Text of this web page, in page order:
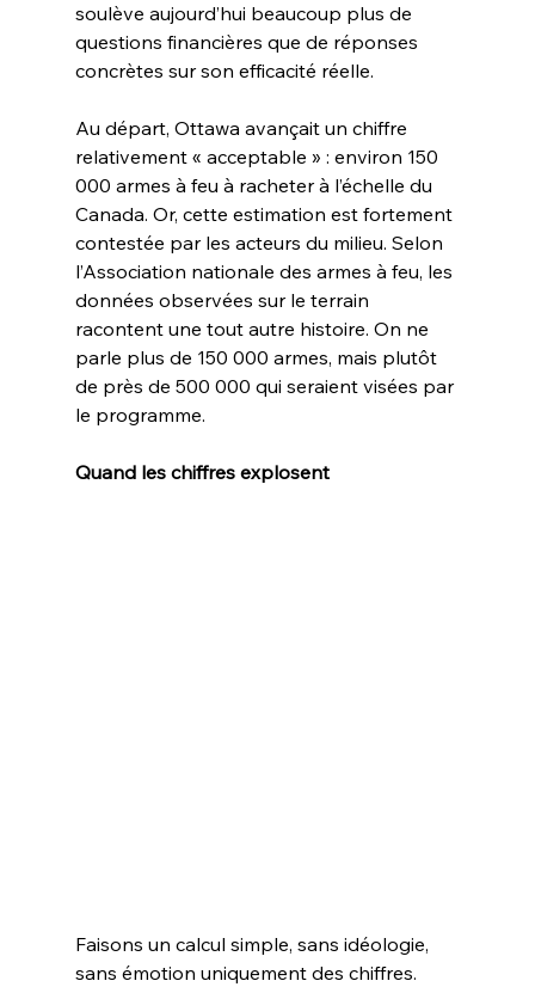
soulève aujourd’hui beaucoup plus de
questions financières que de réponses
concrètes sur son efficacité réelle.
Au départ, Ottawa avançait un chiffre
relativement « acceptable » : environ 150
000 armes à feu à racheter à l’échelle du
Canada. Or, cette estimation est fortement
contestée par les acteurs du milieu. Selon
l’Association nationale des armes à feu, les
données observées sur le terrain
racontent une tout autre histoire. On ne
parle plus de 150 000 armes, mais plutôt
de près de 500 000 qui seraient visées par
le programme.
Quand les chiffres explosent
Faisons un calcul simple, sans idéologie,
sans émotion uniquement des chiffres.